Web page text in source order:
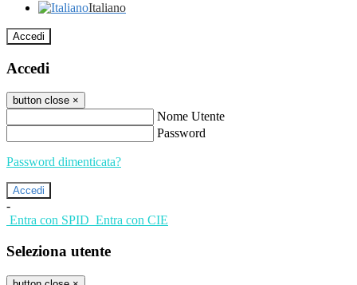
Italiano
Accedi
Accedi
button close ×
Nome Utente
Password
Password dimenticata?
-
Entra con SPID Entra con CIE
Seleziona utente